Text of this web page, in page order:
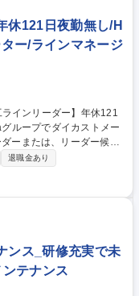
休121日夜勤無し/H
ー/ラインマネージ
ーまたは、リーダー候補
ラブルからの復旧業務
質確認の業務 ※変更
退職金あり
ンス_研修充実で未
テナンス